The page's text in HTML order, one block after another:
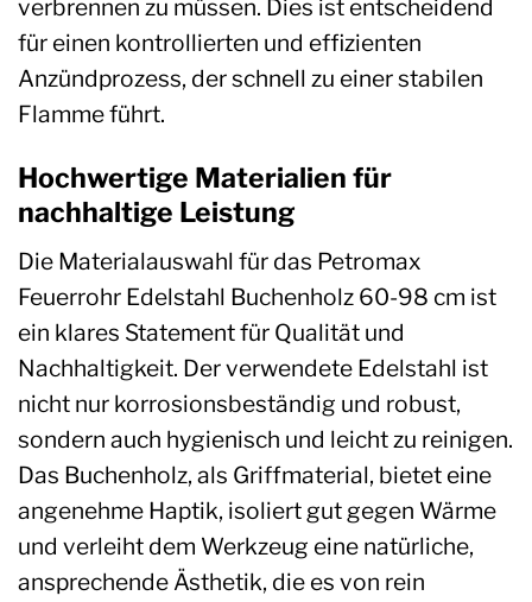
verbrennen zu müssen. Dies ist entscheidend
für einen kontrollierten und effizienten
Anzündprozess, der schnell zu einer stabilen
Flamme führt.
Hochwertige Materialien für
nachhaltige Leistung
Die Materialauswahl für das Petromax
Feuerrohr Edelstahl Buchenholz 60-98 cm ist
ein klares Statement für Qualität und
Nachhaltigkeit. Der verwendete Edelstahl ist
nicht nur korrosionsbeständig und robust,
sondern auch hygienisch und leicht zu reinigen.
Das Buchenholz, als Griffmaterial, bietet eine
angenehme Haptik, isoliert gut gegen Wärme
und verleiht dem Werkzeug eine natürliche,
ansprechende Ästhetik, die es von rein